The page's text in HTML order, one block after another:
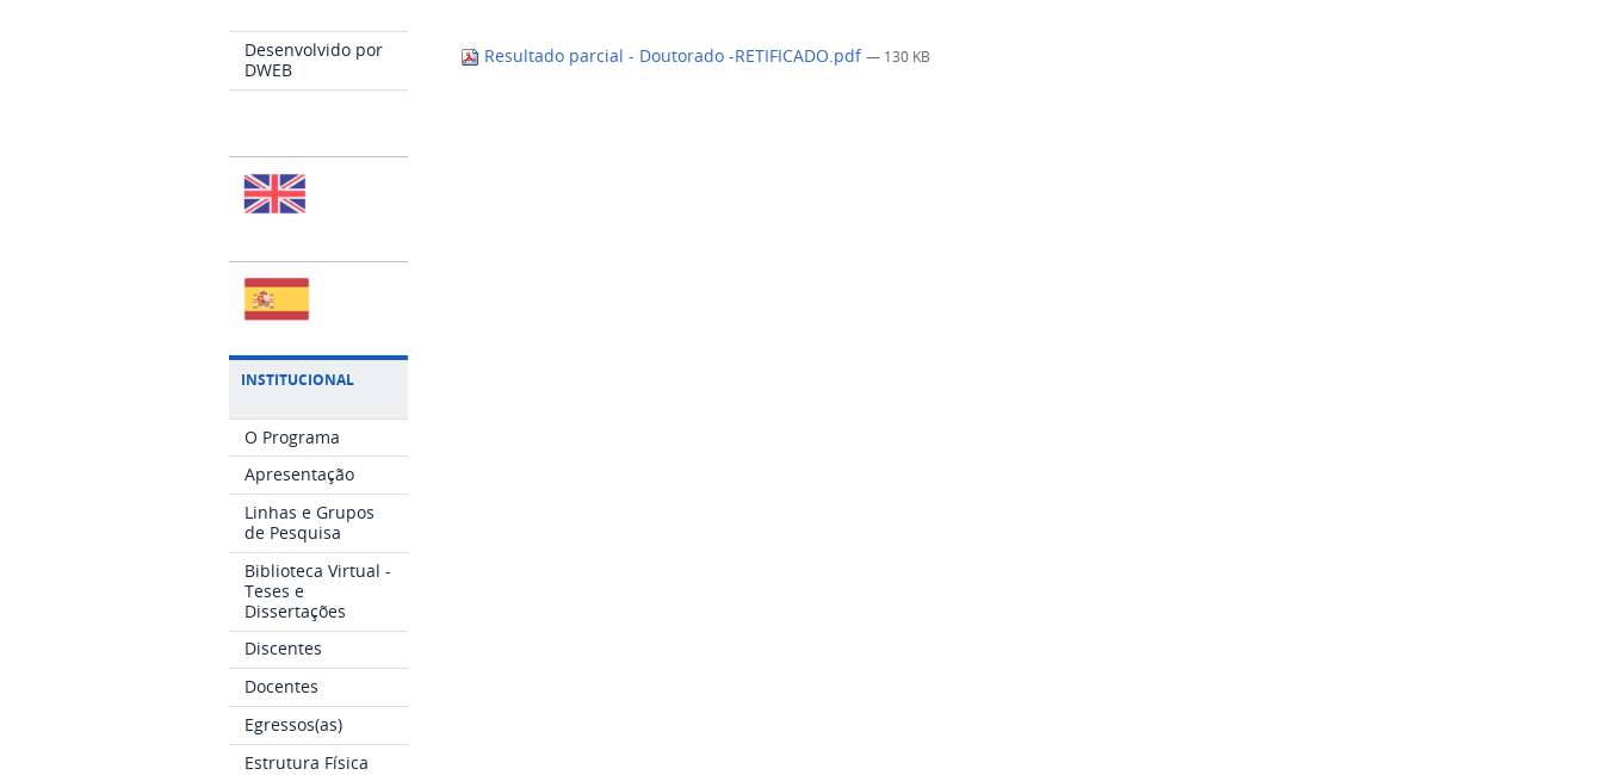
Desenvolvido por
DWEB
INSTITUCIONAL
O Programa
Apresentação
Linhas e Grupos
de Pesquisa
Biblioteca Virtual -
Teses e
Dissertações
Discentes
Docentes
Egressos(as)
Estrutura Física
Resultado parcial - Doutorado -RETIFICADO.pdf— 130 KB